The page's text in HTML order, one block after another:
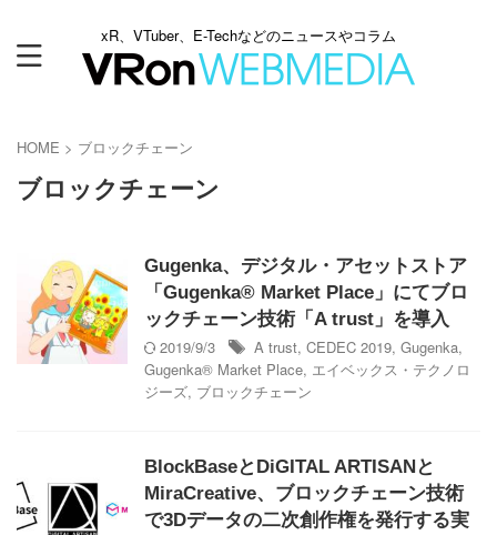
xR、VTuber、E-Techなどのニュースやコラム
HOME > ブロックチェーン
ブロックチェーン
Gugenka、デジタル・アセットストア
「Gugenka® Market Place」にてブロ
ックチェーン技術「A trust」を導入
2019/9/3
A trust, CEDEC 2019, Gugenka,
Gugenka® Market Place, エイベックス・テクノロ
ジーズ, ブロックチェーン
BlockBaseとDiGITAL ARTISANと
MiraCreative、ブロックチェーン技術
で3Dデータの二次創作権を発行する実